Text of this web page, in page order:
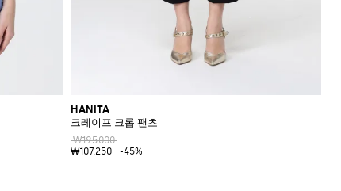
HANITA
크레이프 크롭 팬츠
₩195,000
₩107,250
-45%